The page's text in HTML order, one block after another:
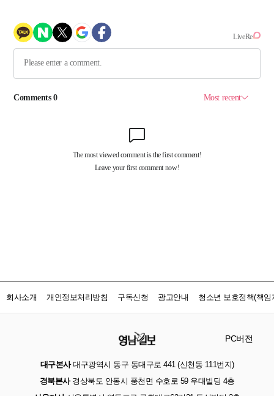
회사소개 개인정보처리방침 구독신청 광고안내 청소년 보호정책(책임
PC버전
대구본사대구광역시 동구 동대구로 441 (신천동 111번지)
경북본사경상북도 안동시 풍천면 수호로 59 우대빌딩 4층